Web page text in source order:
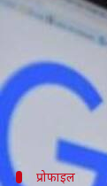
गूगल आपके
इस डाटा
प्रोफाइल